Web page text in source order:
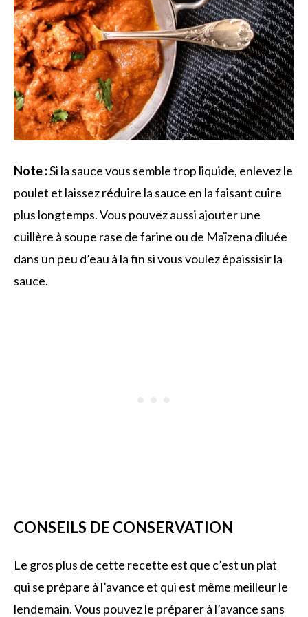
Note :Si la sauce vous semble trop liquide, enlevez le
poulet et laissez réduire la sauce en la faisant cuire
plus longtemps. Vous pouvez aussi ajouter une
cuillère à soupe rase de farine ou de Maïzena diluée
dans un peu d’eau à la fin si vous voulez épaissisir la
sauce.
CONSEILS DE CONSERVATION
Le gros plus de cette recette est que c’est un plat
qui se prépare à l’avance et qui est même meilleur le
lendemain. Vous pouvez le préparer à l’avance sans